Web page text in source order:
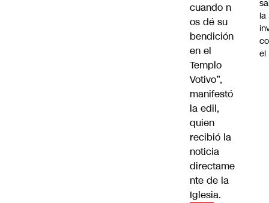
cuando n
os dé su
bendición
en el
Templo
Votivo”,
manifestó
la edil,
quien
recibió la
noticia
directame
nte de la
Iglesia.
la
el